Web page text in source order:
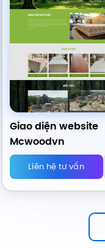
Giao diện website
Mcwoodvn
Liên hệ tư vấn